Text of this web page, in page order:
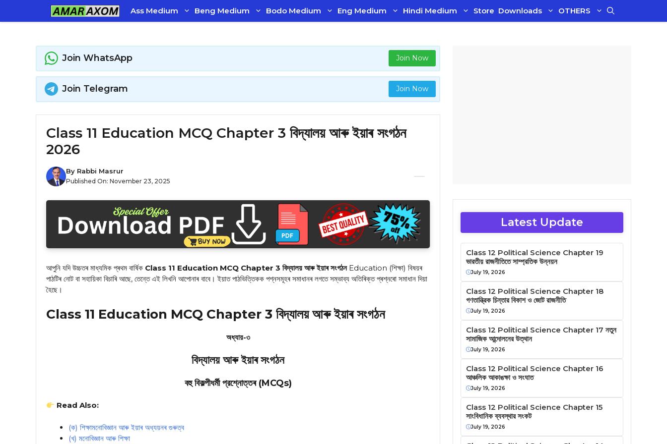
Ass Medium Beng Medium Bodo Medium Eng Medium Hindi Medium Store Downloads OTHERS
Join WhatsApp Join Now
Join Telegram Join Now
Class 11 Education MCQ Chapter 3 বিদ্যালয় আৰু ইয়াৰ সংগঠন
2026
By Rabbi Masrur
Published On: November 23, 2025
আপুনি যদি উচ্চতৰ মাধ্যমিক প্ৰথম বাৰ্ষিক Class 11 Education MCQ Chapter 3 বিদ্যালয় আৰু ইয়াৰ সংগঠনEducation (শিক্ষা) বিষয়ৰ
পাঠটিৰ নোট বা সহায়িকা বিচাৰি আছে, তেন্তে এই লিখনি আপোনাৰ বাবে। ইয়াত পাঠভিত্তিকক পশ্নসমূহৰ সমাধানৰ লগতে সম্ভাব্য অতিৰিক্ত প্ৰশ্নৰো সমাধান দিয়া
হৈছে।
Class 11 Education MCQ Chapter 3 বিদ্যালয় আৰু ইয়াৰ সংগঠন
অধ্যায়-৩
বিদ্যালয় আৰু ইয়াৰ সংগঠন
বহু বিকল্পীধর্মী প্রশ্নোত্তৰ (MCQs)
Read Also:
(ক) শিক্ষামনোবিজ্ঞান আৰু ইয়াৰ অধ্যয়নৰ গুৰুত্ব
(খ) মনোবিজ্ঞান আৰু শিক্ষা
Latest Update
Class 12 Political Science Chapter 19
ভারতীয় রাজনীতিতে সাম্প্রতিক উন্নয়ন
July 19, 2026
Class 12 Political Science Chapter 18
গণতান্ত্রিক চিন্তার বিকাশ ও জোট রাজনীতি
July 19, 2026
Class 12 Political Science Chapter 17 নতুন
সামাজিক আন্দোলনের উত্থান
July 19, 2026
Class 12 Political Science Chapter 16
আঞ্চলিক আকাঙক্ষা ও সংঘাত
July 19, 2026
Class 12 Political Science Chapter 15
সাংবিধানিক ব্যবস্থার সংকট
July 19, 2026